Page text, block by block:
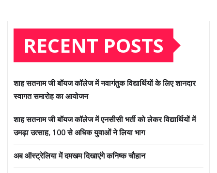
RECENT POSTS
शाह सतनाम जी बॉयज कॉलेज में नवागंतुक विद्यार्थियों के लिए शानदार
स्वागत समारोह का आयोजन
शाह सतनाम जी बॉयज कॉलेज में एनसीसी भर्ती को लेकर विद्यार्थियों में
उमड़ा उत्साह, 100 से अधिक युवाओं ने लिया भाग
अब ऑस्ट्रेलिया में दमखम दिखाएंगे कनिष्क चौहान